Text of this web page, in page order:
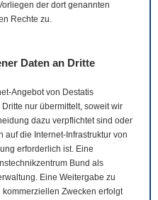
der dort genannten
Rechte zu.
Daten an Dritte
Angebot von Destatis
nur übermittelt, soweit wir
dazu verpflichtet sind oder
auf die Internet-Infrastruktur von
erforderlich ist. Eine
Bund als
Eine Weitergabe zu
Zwecken erfolgt